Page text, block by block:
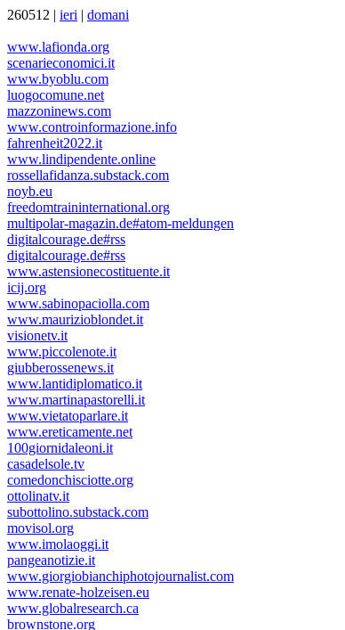
260512 | ieri | domani
www.lafionda.org
scenarieconomici.it
www.byoblu.com
luogocomune.net
mazzoninews.com
www.controinformazione.info
fahrenheit2022.it
www.lindipendente.online
rossellafidanza.substack.com
noyb.eu
freedomtraininternational.org
multipolar-magazin.de#atom-meldungen
digitalcourage.de#rss
digitalcourage.de#rss
www.astensionecostituente.it
icij.org
www.sabinopaciolla.com
www.maurizioblondet.it
visionetv.it
www.piccolenote.it
giubberossenews.it
www.lantidiplomatico.it
www.martinapastorelli.it
www.vietatoparlare.it
www.ereticamente.net
100giornidaleoni.it
casadelsole.tv
comedonchisciotte.org
ottolinatv.it
subottolino.substack.com
movisol.org
www.imolaoggi.it
pangeanotizie.it
www.giorgiobianchiphotojournalist.com
www.renate-holzeisen.eu
www.globalresearch.ca
brownstone.org